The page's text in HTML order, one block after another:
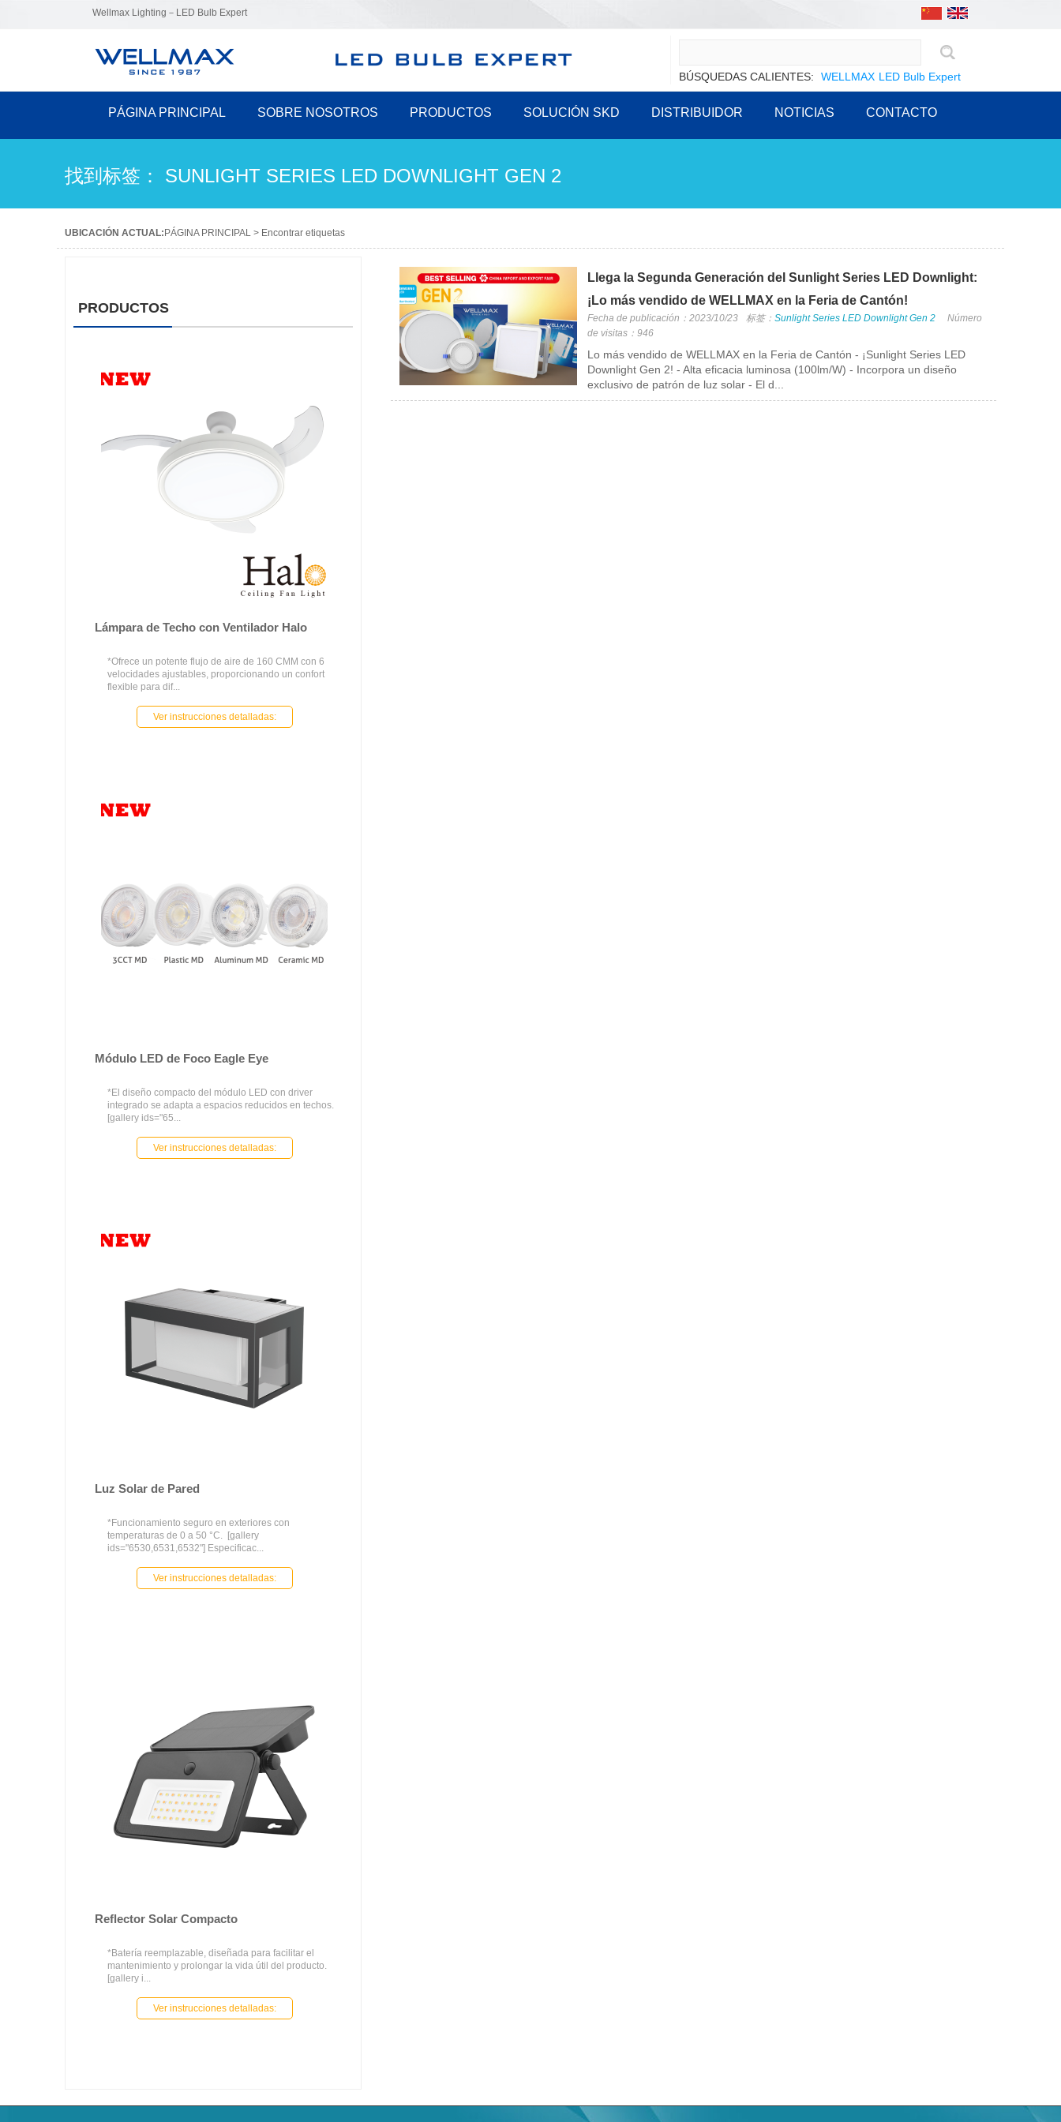
Wellmax Lighting－LED Bulb Expert
BÚSQUEDAS CALIENTES: WELLMAX LED Bulb Expert
PÁGINA PRINCIPAL SOBRE NOSOTROS PRODUCTOS SOLUCIÓN SKD DISTRIBUIDOR NOTICIAS CONTACTO
找到标签： SUNLIGHT SERIES LED DOWNLIGHT GEN 2
UBICACIÓN ACTUAL: PÁGINA PRINCIPAL > Encontrar etiquetas
PRODUCTOS
Lámpara de Techo con Ventilador Halo
*Ofrece un potente flujo de aire de 160 CMM con 6
velocidades ajustables, proporcionando un confort
flexible para dif...
Ver instrucciones detalladas:
Módulo LED de Foco Eagle Eye
*El diseño compacto del módulo LED con driver
integrado se adapta a espacios reducidos en techos.
[gallery ids="65...
Ver instrucciones detalladas:
Luz Solar de Pared
*Funcionamiento seguro en exteriores con
temperaturas de 0 a 50 °C. [gallery
ids="6530,6531,6532"] Especificac...
Ver instrucciones detalladas:
Reflector Solar Compacto
*Batería reemplazable, diseñada para facilitar el
mantenimiento y prolongar la vida útil del producto.
[gallery i...
Ver instrucciones detalladas:
Llega la Segunda Generación del Sunlight Series LED Downlight:
¡Lo más vendido de WELLMAX en la Feria de Cantón!
Fecha de publicación：2023/10/23 标签：Sunlight Series LED Downlight Gen 2
Número
de visitas：946
Lo más vendido de WELLMAX en la Feria de Cantón - ¡Sunlight Series LED
Downlight Gen 2! - Alta eficacia luminosa (100lm/W) - Incorpora un diseño
exclusivo de patrón de luz solar - El d...